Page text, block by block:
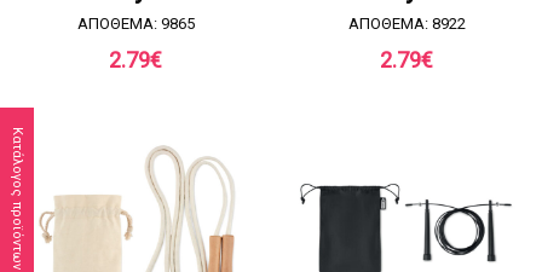
Κατάλογος προϊόντων
ΑΠΟΘΕΜΑ: 9865
2.79€
ΑΠΟΘΕΜΑ: 8922
2.79€